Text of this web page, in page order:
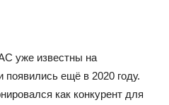
уже известны на
появились ещё в 2020 году.
как конкурент для